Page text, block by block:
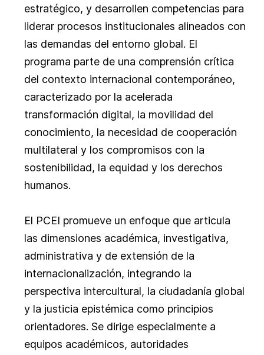
estratégico, y desarrollen competencias para
liderar procesos institucionales alineados con
las demandas del entorno global. El
programa parte de una comprensión crítica
del contexto internacional contemporáneo,
caracterizado por la acelerada
transformación digital, la movilidad del
conocimiento, la necesidad de cooperación
multilateral y los compromisos con la
sostenibilidad, la equidad y los derechos
humanos.
El PCEI promueve un enfoque que articula
las dimensiones académica, investigativa,
administrativa y de extensión de la
internacionalización, integrando la
perspectiva intercultural, la ciudadanía global
y la justicia epistémica como principios
orientadores. Se dirige especialmente a
equipos académicos, autoridades